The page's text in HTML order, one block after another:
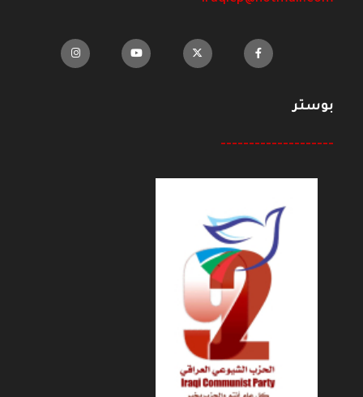
بوستر
--------------------